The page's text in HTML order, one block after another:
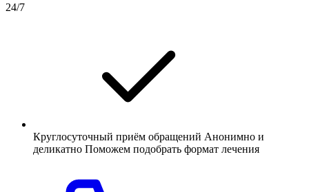
24/7
Круглосуточный приём обращений Анонимно и
деликатно Поможем подобрать формат лечения